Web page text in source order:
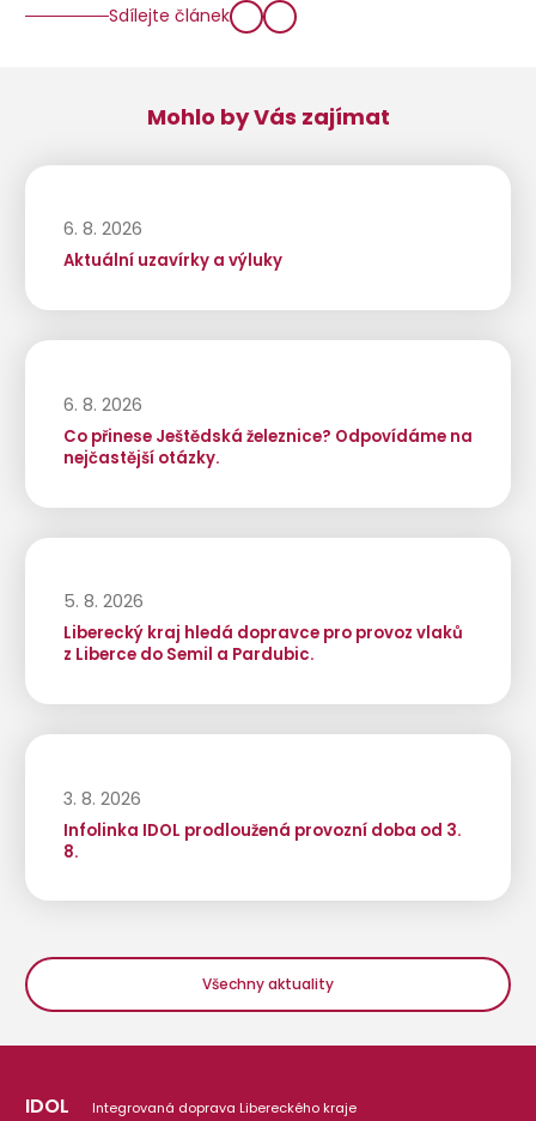
Sdílejte článek
Mohlo by Vás zajímat
6. 8. 2026
Aktuální uzavírky a výluky
6. 8. 2026
Co přinese Ještědská železnice? Odpovídáme na
nejčastější otázky.
5. 8. 2026
Liberecký kraj hledá dopravce pro provoz vlaků
z Liberce do Semil a Pardubic.
3. 8. 2026
Infolinka IDOL prodloužená provozní doba od 3.
8.
Všechny aktuality
IDOL Integrovaná doprava Libereckého kraje